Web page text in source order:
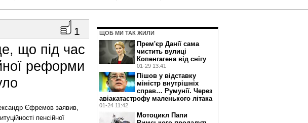
1
що під час
реформи
Єфремов заявив,
пенсійної
ЩОБ МИ ТАК ЖИЛИ
Прем'єр Данії сама
чистить вулиці
Копенгагена від снігу
01-29 13:41
Пішов у відставку
міністр внутрішніх
справ… Румунії. Через
авіакатастрофу маленького літака
01-24 11:42
Мотоцикл Папи